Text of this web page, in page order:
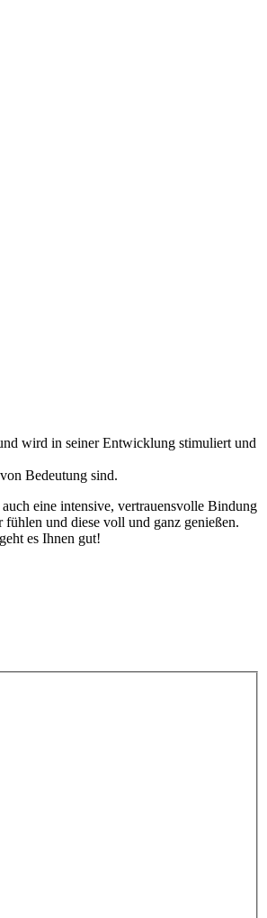
wird in seiner Entwicklung stimuliert und
Bedeutung sind.
eine intensive, vertrauensvolle Bindung
und diese voll und ganz genießen.
es Ihnen gut!